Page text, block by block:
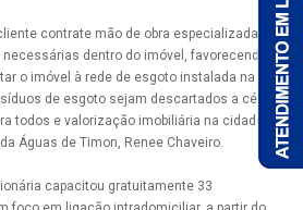
contrate mão de obra especializada
dentro do imóvel, favorecendo
o imóvel à rede de esgoto instalada na rua,
de esgoto sejam descartados a céu
todos e valorização imobiliária na cidade”,
Águas de Timon, Renee Chaveiro.
capacitou gratuitamente 33